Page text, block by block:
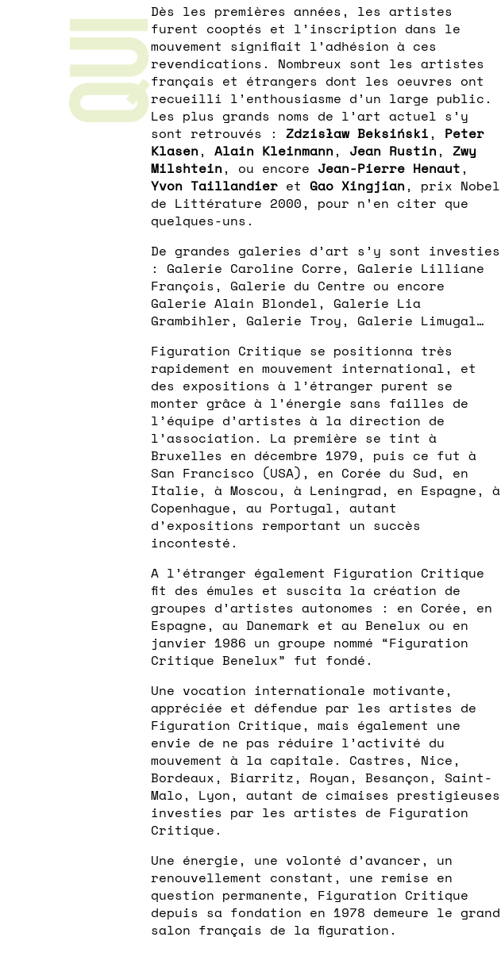
Dès les premières années, les artistes
furent cooptés et l’inscription dans le
mouvement signifiait l’adhésion à ces
revendications. Nombreux sont les artistes
français et étrangers dont les oeuvres ont
recueilli l’enthousiasme d’un large public.
Les plus grands noms de l’art actuel s’y
sont retrouvés : Zdzisław Beksiński, Peter
Klasen, Alain Kleinmann, Jean Rustin, Zwy
Milshtein, ou encore Jean-Pierre Henaut,
Yvon Taillandier et Gao Xingjian, prix Nobel
de Littérature 2000, pour n’en citer que
quelques-uns.
De grandes galeries d’art s’y sont investies
: Galerie Caroline Corre, Galerie Lilliane
François, Galerie du Centre ou encore
Galerie Alain Blondel, Galerie Lia
Grambihler, Galerie Troy, Galerie Limugal…
Figuration Critique se positionna très
rapidement en mouvement international, et
des expositions à l’étranger purent se
monter grâce à l’énergie sans failles de
l’équipe d’artistes à la direction de
l’association. La première se tint à
Bruxelles en décembre 1979, puis ce fut à
San Francisco (USA), en Corée du Sud, en
Italie, à Moscou, à Leningrad, en Espagne, à
Copenhague, au Portugal, autant
d’expositions remportant un succès
incontesté.
A l’étranger également Figuration Critique
fit des émules et suscita la création de
groupes d’artistes autonomes : en Corée, en
Espagne, au Danemark et au Benelux ou en
janvier 1986 un groupe nommé “Figuration
Critique Benelux” fut fondé.
Une vocation internationale motivante,
appréciée et défendue par les artistes de
Figuration Critique, mais également une
envie de ne pas réduire l’activité du
mouvement à la capitale. Castres, Nice,
Bordeaux, Biarritz, Royan, Besançon, Saint-
Malo, Lyon, autant de cimaises prestigieuses
investies par les artistes de Figuration
Critique.
Une énergie, une volonté d’avancer, un
renouvellement constant, une remise en
question permanente, Figuration Critique
depuis sa fondation en 1978 demeure le grand
salon français de la figuration.